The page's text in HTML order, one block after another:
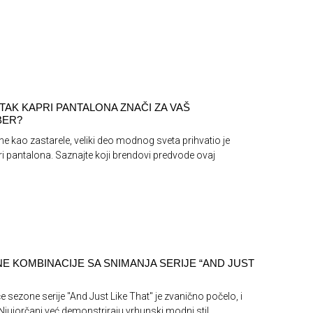
KAPRI PANTALONA ZNAČI ZA VAŠ
kao zastarele, veliki deo modnog sveta prihvatio je
pantalona. Saznajte koji brendovi predvode ovaj
KOMBINACIJE SA SNIMANJA SERIJE “AND JUST
sezone serije "And Just Like That" je zvanično počelo, i